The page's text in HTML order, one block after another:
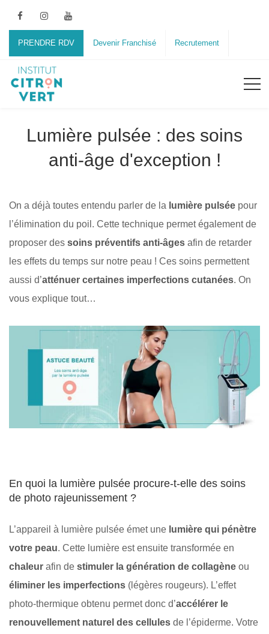
PRENDRE RDV Devenir Franchisé Recrutement
Lumière pulsée : des soins
anti-âge d'exception !
On a déjà toutes entendu parler de la lumière pulsée pour
l’élimination du poil. Cette technique permet également de
proposer des soins préventifs anti-âges afin de retarder
les effets du temps sur notre peau ! Ces soins permettent
aussi d’atténuer certaines imperfections cutanées. On
vous explique tout…
En quoi la lumière pulsée procure-t-elle des soins
de photo rajeunissement ?
L’appareil à lumière pulsée émet une lumière qui pénètre
votre peau. Cette lumière est ensuite transformée en
chaleur afin de stimuler la génération de collagène ou
éliminer les imperfections (légères rougeurs). L’effet
photo-thermique obtenu permet donc d’accélérer le
renouvellement naturel des cellules de l’épiderme. Votre